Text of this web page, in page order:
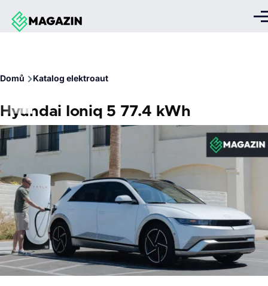
Přejít k hlavnímu obsahu
Domů Katalog elektroaut
Hyundai Ioniq 5 77.4 kWh